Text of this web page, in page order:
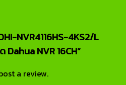
NVR4116HS-4KS2/L
NVR 16CH”
a review.